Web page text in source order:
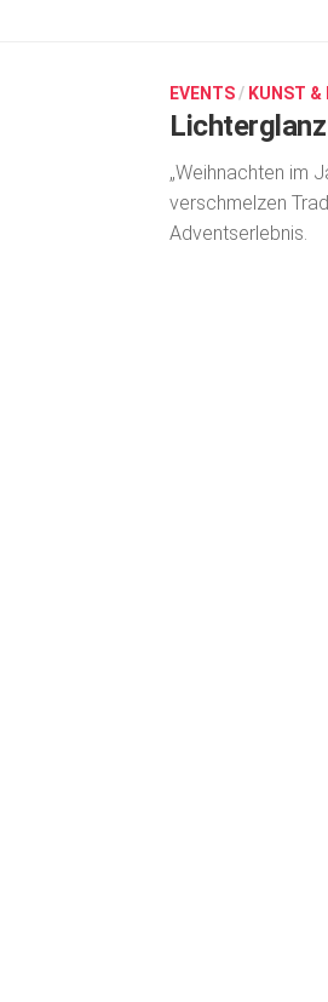
EVENTS / KUNST &
„Weihnachten im
verschmelzen
Adventserlebnis.